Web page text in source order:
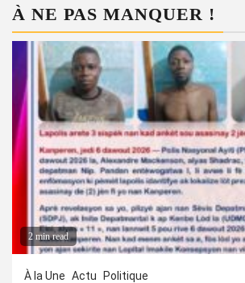
À NE PAS MANQUER !
2 min read
À la Une Actu Politique